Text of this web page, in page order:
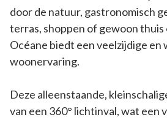
door de natuur, gastronomisch
terras, shoppen of gewoon thuis
Océane biedt een veelzijdige en
woonervaring.
Deze alleenstaande,
van een 360° lichtinval, wat een